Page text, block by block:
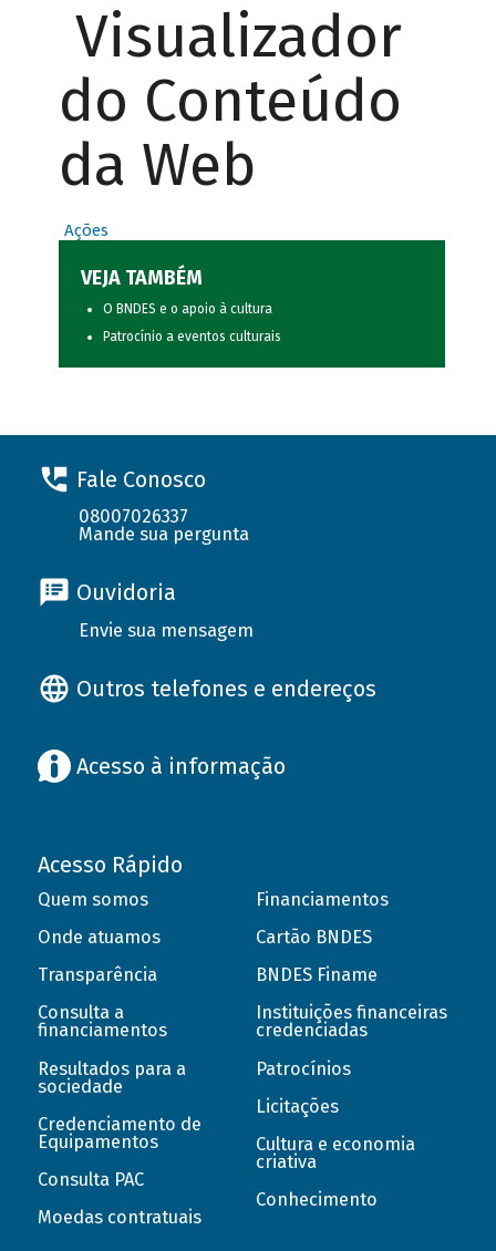
Visualizador
do Conteúdo
da Web
Ações
VEJA TAMBÉM
O BNDES e o apoio à cultura
Patrocínio a eventos culturais
Fale Conosco
08007026337
Mande sua pergunta
Ouvidoria
Envie sua mensagem
Outros telefones e endereços
Acesso à informação
Acesso Rápido
Quem somos
Onde atuamos
Transparência
Consulta a
financiamentos
Resultados para a
sociedade
Credenciamento de
Equipamentos
Consulta PAC
Moedas contratuais
Financiamentos
Cartão BNDES
BNDES Finame
Instituições financeiras
credenciadas
Patrocínios
Licitações
Cultura e economia
criativa
Conhecimento